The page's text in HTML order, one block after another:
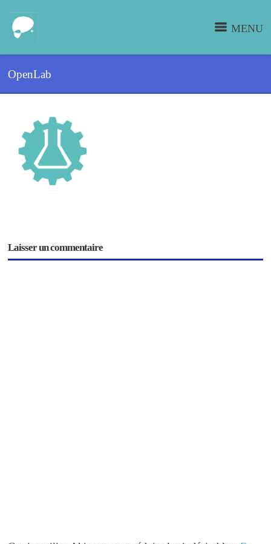
MENU
OpenLab
Laisser un commentaire